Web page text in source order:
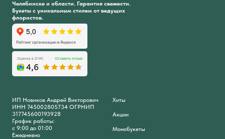
Челябинске и области. Гарантия свежести.
Букеты с уникальным стилем от ведущих
флористов.
ИП Новиков Андрей Викторович
ИНН 745002805734 ОГРНИП
317745600193928
График работы:
с 9:00 до 01:00
Ежедневно
Хиты
Акции
Монобукеты